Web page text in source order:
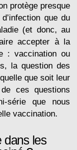
protège presque
que du
(et donc, au
accepter à la
: vaccination ou
la question des
que soit leur
ces questions
série que nous
vaccination.
dans les